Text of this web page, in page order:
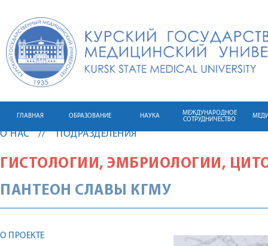
ГЛАВНАЯ ОБРАЗОВАНИЕ НАУКА
МЕЖДУНАРОДНОЕ
СОТРУДНИЧЕСТВО
О НАС ПОДРАЗДЕЛЕНИЯ
ГИСТОЛОГИИ, ЭМБРИОЛОГИИ,
ПАНТЕОН СЛАВЫ КГМУ
О ПРОЕКТЕ